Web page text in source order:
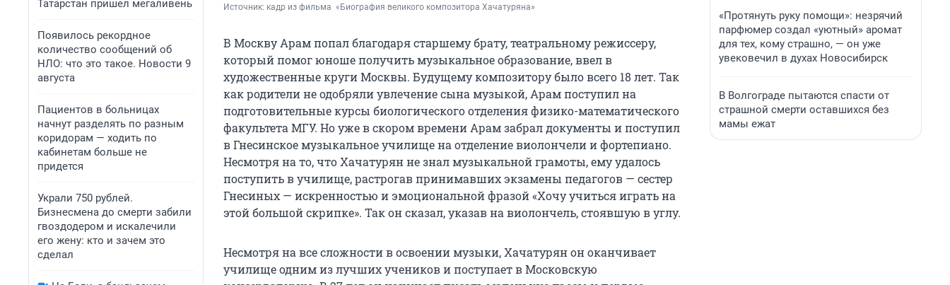
Татарстан пришел мегаливень
Появилось рекордное
количество сообщений об
НЛО: что это такое. Новости 9
августа
Пациентов в больницах
начнут разделять по разным
коридорам — ходить по
кабинетам больше не
придется
Украли 750 рублей.
Бизнесмена до смерти забили
гвоздодером и искалечили
его жену: кто и зачем это
сделал
Источник: кадр из фильма  «Биография великого композитора Хачатуряна»
В Москву Арам попал благодаря старшему брату, театральному режиссеру,
который помог юноше получить музыкальное образование, ввел в
художественные круги Москвы. Будущему композитору было всего 18 лет. Так
как родители не одобряли увлечение сына музыкой, Арам поступил на
подготовительные курсы биологического отделения физико-математического
факультета МГУ. Но уже в скором времени Арам забрал документы и поступил
в Гнесинское музыкальное училище на отделение виолончели и фортепиано.
Несмотря на то, что Хачатурян не знал музыкальной грамоты, ему удалось
поступить в училище, растрогав принимавших экзамены педагогов — сестер
Гнесиных — искренностью и эмоциональной фразой «Хочу учиться играть на
этой большой скрипке». Так он сказал, указав на виолончель, стоявшую в углу.
Несмотря на все сложности в освоении музыки, Хачатурян он оканчивает
училище одним из лучших учеников и поступает в Московскую
«Протянуть руку помощи»: незрячий
парфюмер создал «уютный» аромат
для тех, кому страшно, — он уже
увековечил в духах Новосибирск
В Волгограде пытаются спасти от
страшной смерти оставшихся без
мамы ежат